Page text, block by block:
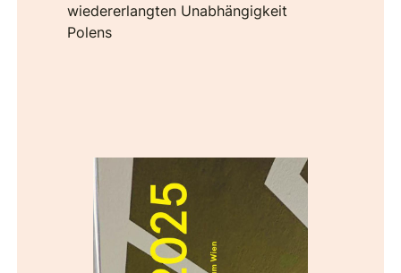
wiedererlangten Unabhängigkeit
Polens